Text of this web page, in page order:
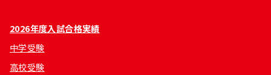
2026年度入試合格実績
中学受験
高校受験